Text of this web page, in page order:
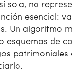
sola, no
esencial:
Un algoritmo
esquemas de
patrimoniales